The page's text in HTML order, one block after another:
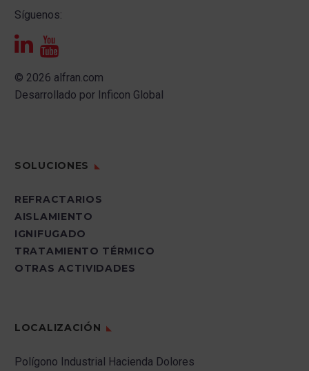
Síguenos:
© 2026 alfran.com
Desarrollado por Inficon Global
SOLUCIONES
REFRACTARIOS
AISLAMIENTO
IGNIFUGADO
TRATAMIENTO TÉRMICO
OTRAS ACTIVIDADES
LOCALIZACIÓN
Polígono Industrial Hacienda Dolores